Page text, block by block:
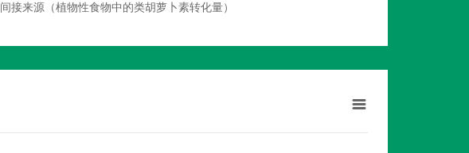
接来源（植物性食物中的类胡萝卜素转化量）